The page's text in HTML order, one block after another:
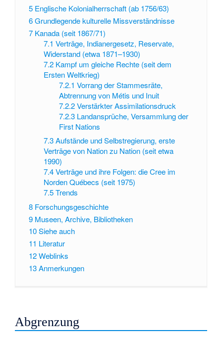
5 Englische Kolonialherrschaft (ab 1756/63)
6Grundlegende kulturelle Missverständnisse
7 Kanada (seit 1867/71)
7.1 Verträge, Indianergesetz, Reservate,
Widerstand (etwa 1871–1930)
7.2 Kampf um gleiche Rechte (seit dem
Ersten Weltkrieg)
7.2.1 Vorrang der Stammesräte,
Abtrennung von Métis und Inuit
7.2.2 Verstärkter Assimilationsdruck
7.2.3 Landansprüche, Versammlung der
First Nations
7.3 Aufstände und Selbstregierung, erste
Verträge von Nation zu Nation (seit etwa
1990)
7.4 Verträge und ihre Folgen: die Cree im
Norden Québecs (seit 1975)
7.5 Trends
8 Forschungsgeschichte
9 Museen, Archive, Bibliotheken
10Siehe auch
11 Literatur
12Weblinks
13Anmerkungen
Abgrenzung